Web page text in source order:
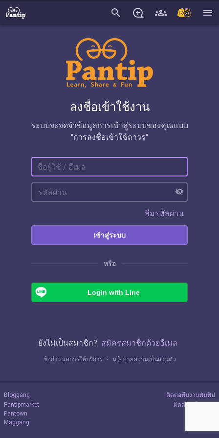
search menu
ลงชื่อเข้าใช้งาน
ระบบจะจดจำข้อมูลการเข้าสู่ระบบของคุณแบบ
"การลงชื่อเข้าใช้ถาวร"
visibility_off
ลืมรหัสผ่าน
เข้าสู่ระบบ
หรือ
Login with Line
ยังไม่เป็นสมาชิก? สมัครสมาชิกด้วยอีเมล
ข้อกำหนดการให้บริการ ・ นโยบายความเป็นส่วนตัว
Bloggang
Pantipmarket
Pantown
Maggang
ติดต่อทีมงานพันทิป
ติดต่อลงโฆษณา